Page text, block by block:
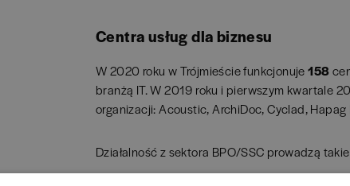
Centra usług dla biznesu
W 2020 roku w Trójmieście funkcjonuje158
branżą IT. W 2019 roku i pierwszym kwartale
organizacji: Acoustic, ArchiDoc, Cyclad,
Działalność z sektora BPO/SSC prowadzą